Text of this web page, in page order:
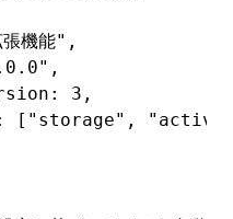
機能" ,
,
: 3 ,
[ "storage" ,